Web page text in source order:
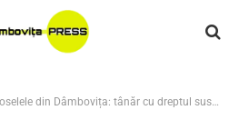
tânăr cu dreptul suspendat și un minor depistați de polițiști"